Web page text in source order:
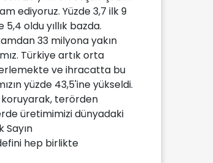
ediyoruz. Yüzde 3,7 ilk 9
5,4 oldu yıllık bazda.
33 milyona yakın
Türkiye artık orta
ve ihracatta bu
yüzde 43,5'ine yükseldi.
koruyarak, terörden
üretimimizi dünyadaki
hep birlikte